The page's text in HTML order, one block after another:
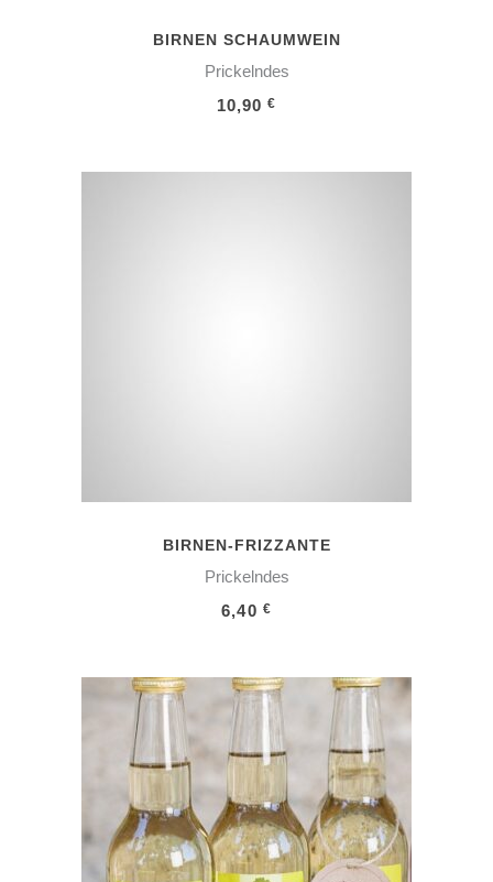
BIRNEN SCHAUMWEIN
Prickelndes
10,90€
BIRNEN-FRIZZANTE
Prickelndes
6,40 €
IN DEN WARENKORB